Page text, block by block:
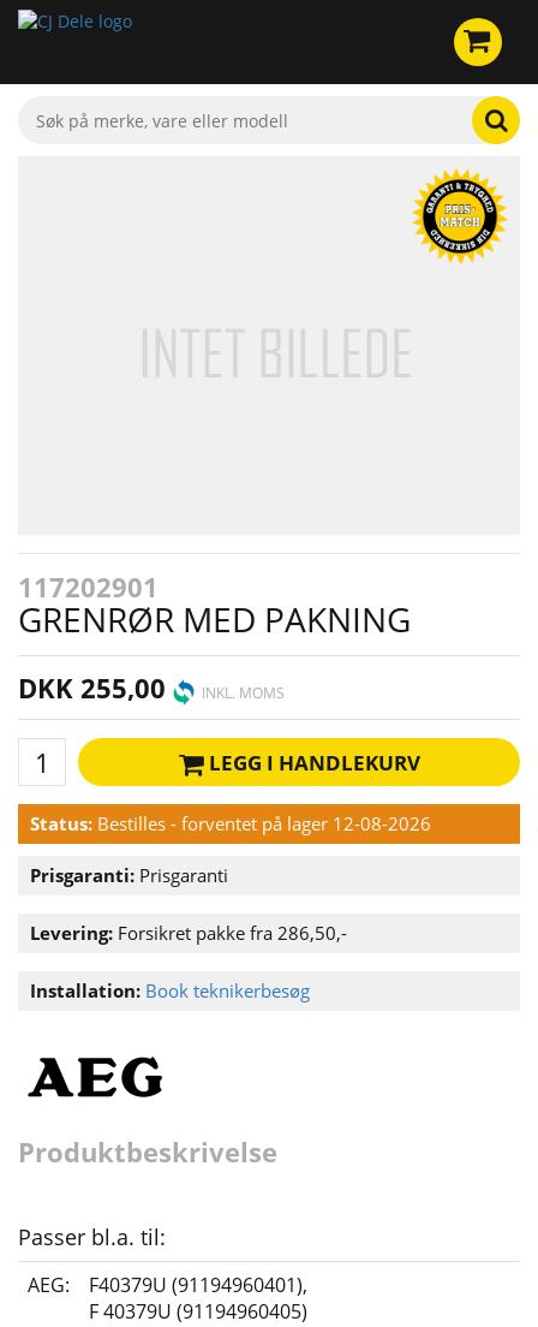
117202901
GRENRØR MED PAKNING
DKK 255,00 INKL. MOMS
LEGG I HANDLEKURV
Status: Bestilles - forventet på lager 12-08-2026
Prisgaranti: Prisgaranti
Levering: Forsikret pakke fra 286,50,-
Installation: Book teknikerbesøg
Produktbeskrivelse
Passer bl.a. til:
AEG: F40379U (91194960401),
F 40379U (91194960405)